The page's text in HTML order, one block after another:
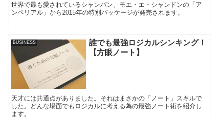
世界で最も愛されているシャンパン、モエ・エ・シャンドンの「ア
ンペリアル」から2015年の特別パッケージが発売されます。
BUSINESS
誰でも最強ロジカルシンキング！
【方眼ノート】
天才には共通点がありました。それはまさかの「ノート」スキルで
した。どんな場面でもロジカルに考える為の最強ノート術を紹介し
ます。